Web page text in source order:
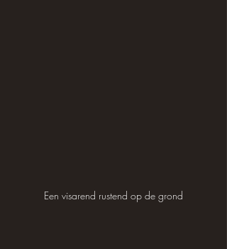
Een visarend rustend op de grond